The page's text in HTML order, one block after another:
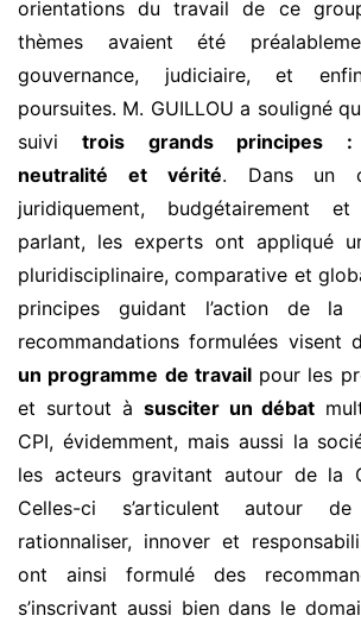
orientations du travail de ce
thèmes avaient été
gouvernance, judiciaire, et
poursuites. M. GUILLOU a souligné
suivitrois grands principes :
neutralité et vérité. Dans un
juridiquement, budgétairement et
parlant, les experts ont appliqué
pluridisciplinaire, comparative et
principes guidant l’action de
recommandations formulées visent
un programme de travailpour les
et surtout à susciter un débat
CPI, évidemment, mais aussi la
les acteurs gravitant autour de la
Celles-ci s’articulent autour
rationnaliser, innover et
ont ainsi formulé des
s’inscrivant aussi bien dans le